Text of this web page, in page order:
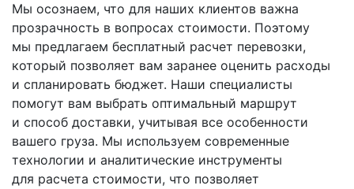
Мы осознаем, что для наших клиентов важна
прозрачность в вопросах стоимости. Поэтому
мы предлагаем бесплатный расчет перевозки,
который позволяет вам заранее оценить расходы
и спланировать бюджет. Наши специалисты
помогут вам выбрать оптимальный маршрут
и способ доставки, учитывая все особенности
вашего груза. Мы используем современные
технологии и аналитические инструменты
для расчета стоимости, что позволяет